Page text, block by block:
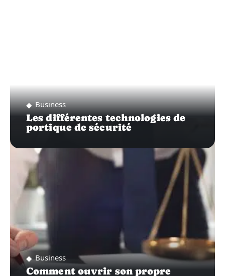
Business
Les différentes technologies de
portique de sécurité
Business
Comment ouvrir son propre